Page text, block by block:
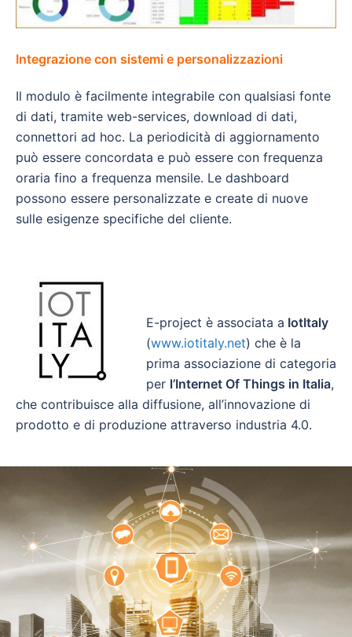
Integrazione con sistemi e personalizzazioni
Il modulo è facilmente integrabile con qualsiasi fonte
di dati, tramite web-services, download di dati,
connettori ad hoc. La periodicità di aggiornamento
può essere concordata e può essere con frequenza
oraria fino a frequenza mensile. Le dashboard
possono essere personalizzate e create di nuove
sulle esigenze specifiche del cliente.
E-project è associata a IotItaly
(www.iotitaly.net) che è la
prima associazione di categoria
per l’Internet Of Things in Italia,
che contribuisce alla diffusione, all’innovazione di
prodotto e di produzione attraverso industria 4.0.